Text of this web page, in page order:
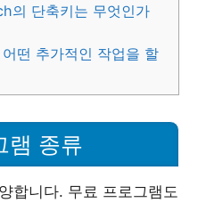
의 단축키는 무엇인가
떤 추가적인 작업을 할
램 종류
합니다. 무료 프로그램도